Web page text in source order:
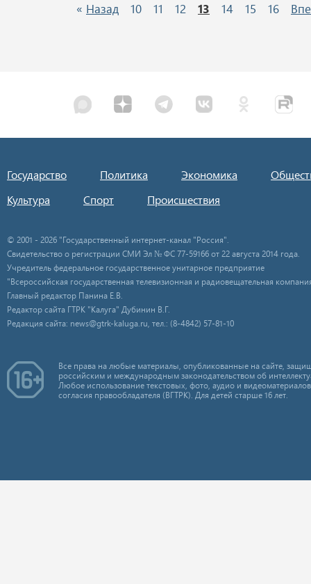
« Назад 10 11 12 13 14 15 16
Государство Политика Экономика
Культура
Спорт Происшествия
© 2001 - 2026 "Государственный интернет-канал "Россия".
Свидетельство о регистрации СМИ Эл № ФС 77-59166 от 22 августа 2014 года.
Учредитель федеральное государственное унитарное предприятие
"Всероссийская государственная телевизионная и радиовещательная
Главный редактор Панина Е.В.
Редактор сайта ГТРК "Калуга" Дубинин В.Г.
Редакция сайта: news@gtrk-kaluga.ru, тел.: (8-4842) 57-81-10
Все права на любые материалы, опубликованные на сайте,
российским и международным законодательством об
Любое использование текстовых, фото, аудио и
согласия правообладателя (ВГТРК). Для детей старше 16 лет.